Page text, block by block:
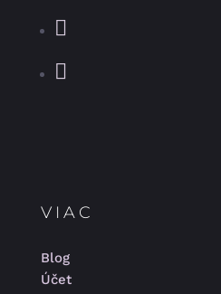
VIAC
Blog
Účet